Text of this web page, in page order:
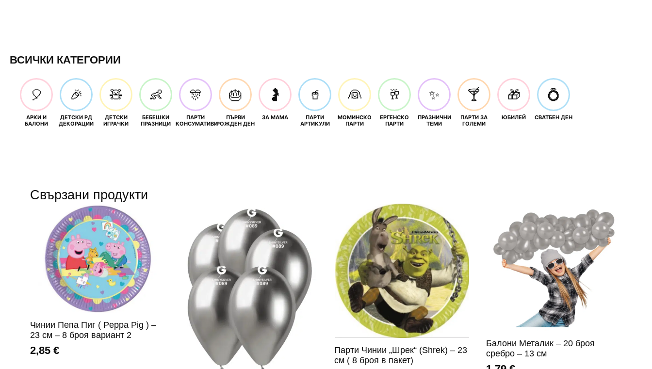
ВСИЧКИ КАТЕГОРИИ
🎈
АРКИ И
БАЛОНИ
🎉
ДЕТСКИ РД
ДЕКОРАЦИИ
🧸
ДЕТСКИ
ИГРАЧКИ
👶
БЕБЕШКИ
ПРАЗНИЦИ
🎊
ПАРТИ
КОНСУМАТИВИ
🎂
ПЪРВИ
РОЖДЕН ДЕН
🤰
ЗА МАМА
🥤
ПАРТИ
АРТИКУЛИ
👰
МОМИНСКО
ПАРТИ
🥂
ЕРГЕНСКО
ПАРТИ
✨
ПРАЗНИЧНИ
ТЕМИ
🍸
ПАРТИ ЗА
ГОЛЕМИ
🎁
ЮБИЛЕЙ
💍
СВАТБЕН ДЕН
Свързани продукти
Чинии Пепа Пиг ( Peppa Pig ) –
23 см – 8 броя вариант 2
2,85 €
Парти Чинии „Шрек“ (Shrek) – 23
см ( 8 броя в пакет)
Балони Металик – 20 броя
сребро – 13 см